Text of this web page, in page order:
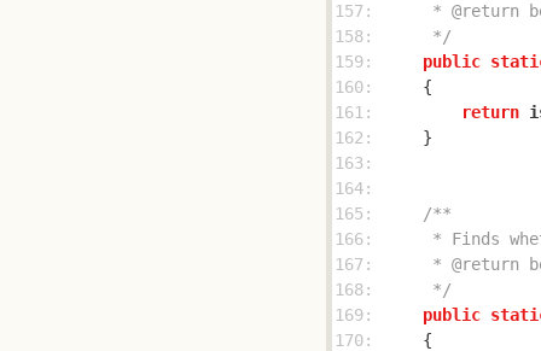
157:
158:
     */
159:
public
160:
161:
return
162:
163:
164:
165:
166:
167:
168:
     */
169:
public
170: